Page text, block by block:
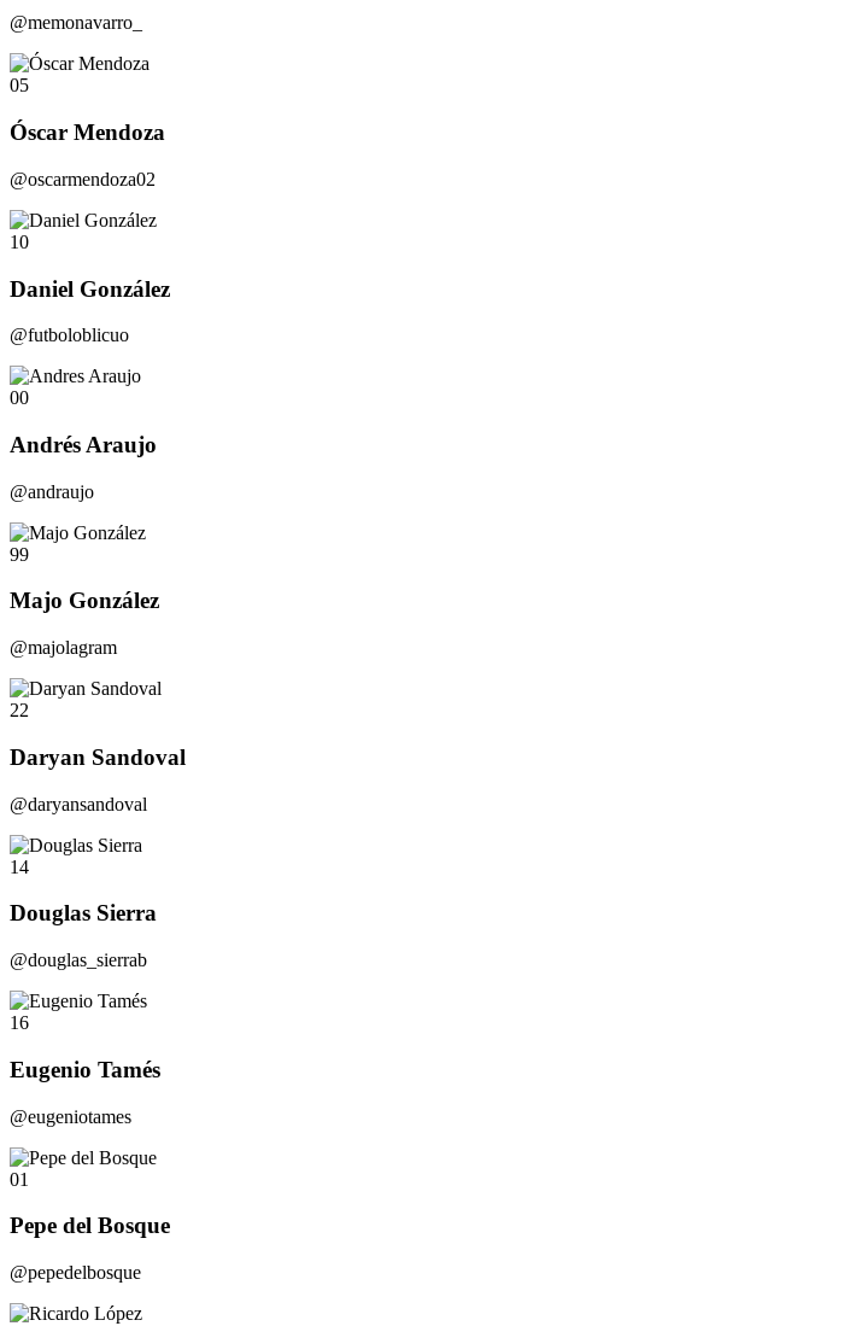
@memonavarro_
05
Óscar Mendoza
@oscarmendoza02
10
Daniel González
@futboloblicuo
00
Andrés Araujo
@andraujo
99
Majo González
@majolagram
22
Daryan Sandoval
@daryansandoval
14
Douglas Sierra
@douglas_sierrab
16
Eugenio Tamés
@eugeniotames
01
Pepe del Bosque
@pepedelbosque